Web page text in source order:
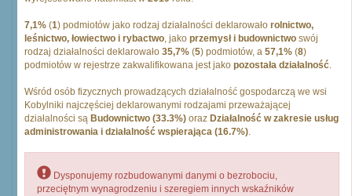
7,1% (1) podmiotów jako rodzaj działalności deklarowało rolnictwo,
leśnictwo, łowiectwo i rybactwo, jako przemysł i budownictwo swój
rodzaj działalności deklarowało 35,7% (5) podmiotów, a 57,1% (8)
podmiotów w rejestrze zakwalifikowana jest jako pozostała działalność.
Wśród osób fizycznych prowadzących działalność gospodarczą we wsi
Kobylniki najczęściej deklarowanymi rodzajami przeważającej
działalności są Budownictwo (33.3%) oraz Działalność w zakresie usług
administrowania i działalność wspierająca (16.7%).
Dysponujemy rozbudowanymi danymi o bezrobociu,
przeciętnym wynagrodzeniu i szeregiem innych wskaźników